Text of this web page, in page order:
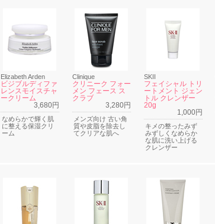
Elizabeth Arden
ビジブルディファ
レンスモイスチャ
ークリーム
3,680円
なめらかで輝く肌
に整える保湿クリ
ーム
Clinique
クリニーク フォー
メン フェース ス
クラブ
3,280円
メンズ向け 古い角
質や皮脂を除去し
てクリアな肌へ
SKII
フェイシャル トリ
ートメント ジェン
トル クレンザー
20g
1,000円
キメの整ったみず
みずしくなめらか
な肌に洗い上げる
クレンザー